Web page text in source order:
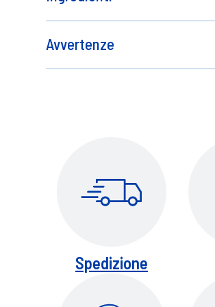
lavatrice.
Composizione
5 - 15%: Tensioattivi
Avvertenze
disposizione il
Spedizione